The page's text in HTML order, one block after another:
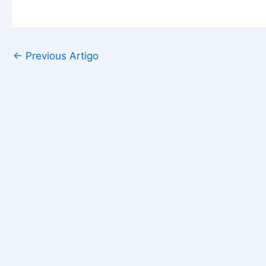
← Previous Artigo